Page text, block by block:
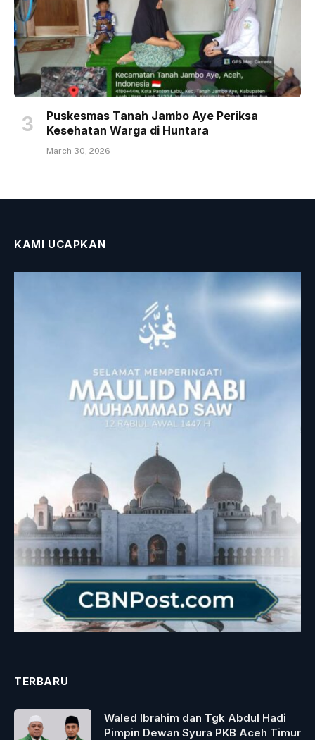
Puskesmas Tanah Jambo Aye Periksa
Kesehatan Warga di Huntara
March 30, 2026
KAMI UCAPKAN
TERBARU
Waled Ibrahim dan Tgk Abdul Hadi
Pimpin Dewan Syura PKB Aceh Timur